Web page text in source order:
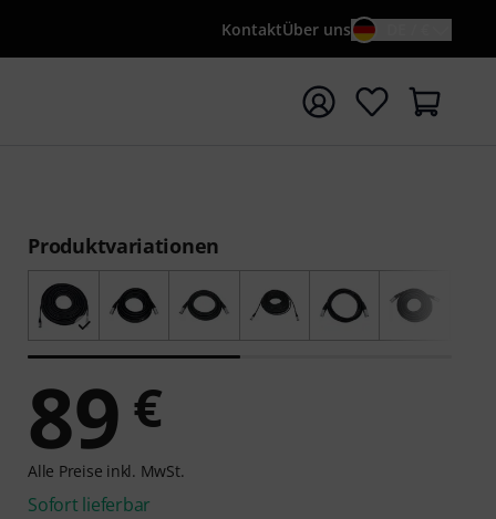
KontaktÜber uns
mit Suchwort {searchTerm} starten
Produktvariationen
89 €
Alle Preise inkl. MwSt.
Sofort lieferbar